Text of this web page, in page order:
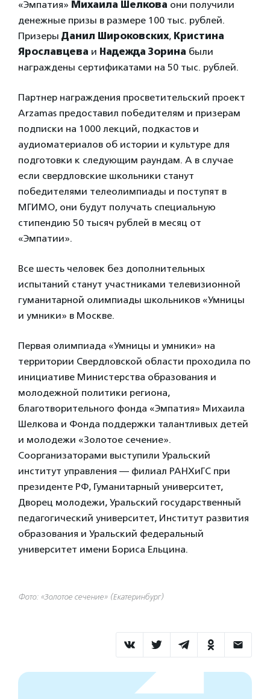
«Эмпатия» Михаила Шелкова они получили
денежные призы в размере 100 тыс. рублей.
Призеры Данил Широковских, Кристина
Ярославцева и Надежда Зорина были
награждены сертификатами на 50 тыс. рублей.
Партнер награждения просветительский проект
Arzamas предоставил победителям и призерам
подписки на 1000 лекций, подкастов и
аудиоматериалов об истории и культуре для
подготовки к следующим раундам. А в случае
если свердловские школьники станут
победителями телеолимпиады и поступят в
МГИМО, они будут получать специальную
стипендию 50 тысяч рублей в месяц от
«Эмпатии».
Все шесть человек без дополнительных
испытаний станут участниками телевизионной
гуманитарной олимпиады школьников «Умницы
и умники» в Москве.
Первая олимпиада «Умницы и умники» на
территории Свердловской области проходила по
инициативе Министерства образования и
молодежной политики региона,
благотворительного фонда «Эмпатия» Михаила
Шелкова и Фонда поддержки талантливых детей
и молодежи «Золотое сечение».
Соорганизаторами выступили Уральский
институт управления — филиал РАНХиГС при
президенте РФ, Гуманитарный университет,
Дворец молодежи, Уральский государственный
педагогический университет, Институт развития
образования и Уральский федеральный
университет имени Бориса Ельцина.
Фото: «Золотое сечение» (Екатеринбург)